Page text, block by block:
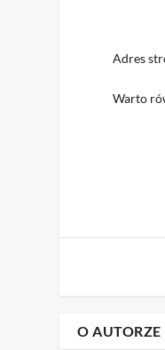
Adres
Warto
O AUTORZE